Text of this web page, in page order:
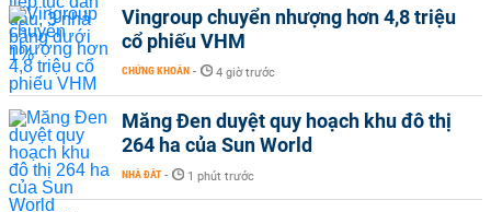
Vingroup chuyển nhượng hơn 4,8 triệu
cổ phiếu VHM
CHỨNG KHOÁN - 4 giờ trước
Măng Đen duyệt quy hoạch khu đô thị
264 ha của Sun World
NHÀ ĐẤT - 1 phút trước